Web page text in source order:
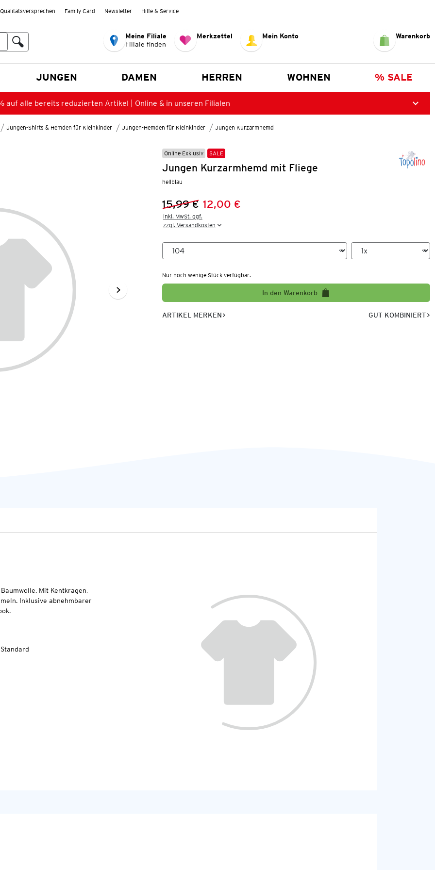
Qualitätsversprechen Family Card Newsletter Hilfe & Service
Meine Filiale
Filiale finden
Merkzettel Mein Konto Warenkorb
JUNGEN DAMEN HERREN WOHNEN % SALE
auf alle bereits reduzierten Artikel | Online & in unseren Filialen
Jungen-Shirts & Hemden für Kleinkinder Jungen-Hemden für Kleinkinder Jungen Kurzarmhemd
Online Exklusiv SALE
Jungen Kurzarmhemd mit Fliege
hellblau
Vorheriger Preis:
15,99 €
Neuer Preis:12,00 €
inkl. MwSt. ggf.
zzgl. Versandkosten
Nur noch wenige Stück verfügbar.
In den Warenkorb
ARTIKEL MERKEN GUT KOMBINIERT
Mit Kentkragen,
Inklusive abnehmbarer